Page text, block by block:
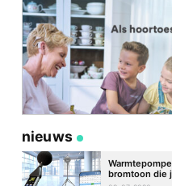
nieuws
bromtoon die